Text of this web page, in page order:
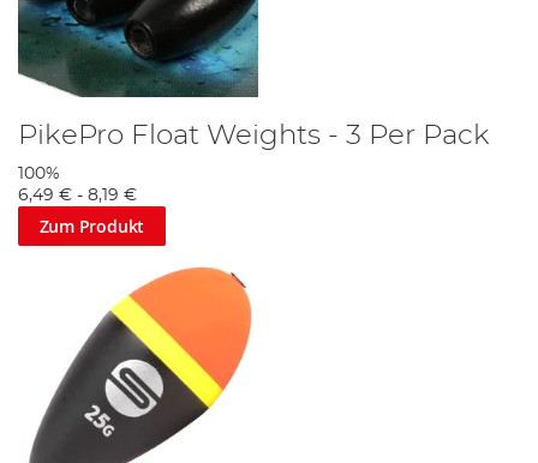
PikePro Float Weights - 3 Per Pack
100%
6,49 € - 8,19 €
Zum Produkt